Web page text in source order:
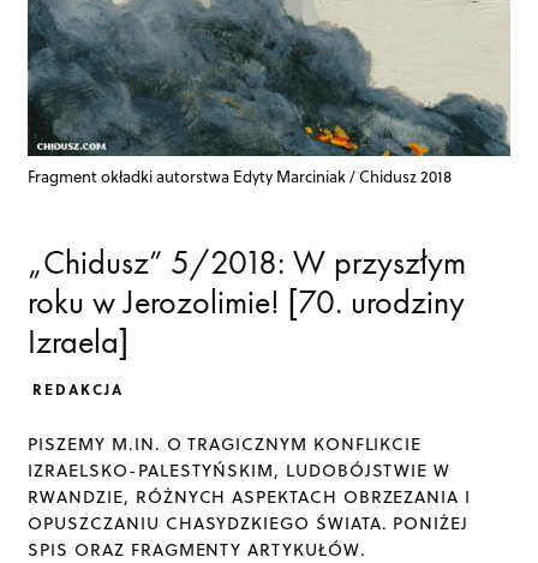
Fragment okładki autorstwa Edyty Marciniak / Chidusz 2018
„Chidusz” 5/2018: W przyszłym
roku w Jerozolimie! [70. urodziny
Izraela]
REDAKCJA
PISZEMY M.IN. O TRAGICZNYM KONFLIKCIE
IZRAELSKO-PALESTYŃSKIM, LUDOBÓJSTWIE W
RWANDZIE, RÓŻNYCH ASPEKTACH OBRZEZANIA I
OPUSZCZANIU CHASYDZKIEGO ŚWIATA. PONIŻEJ
SPIS ORAZ FRAGMENTY ARTYKUŁÓW.